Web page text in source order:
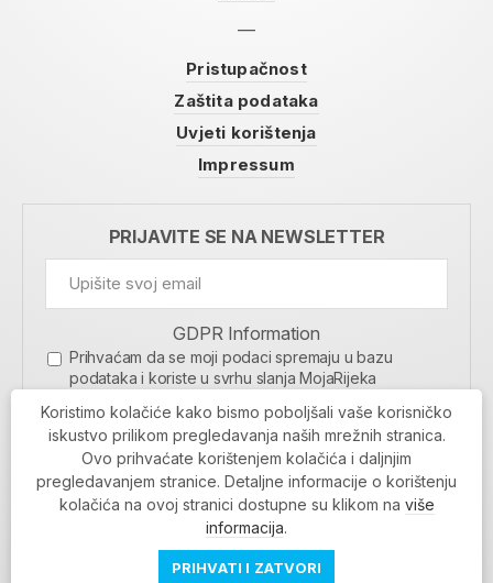
Pristupačnost
Zaštita podataka
Uvjeti korištenja
Impressum
PRIJAVITE SE NA NEWSLETTER
GDPR Information
Prihvaćam da se moji podaci spremaju u bazu
podataka i koriste u svrhu slanja MojaRijeka
MOJARIJEKA NEWSLETTER
PRIJAVI SE
Povratak na vrh
Koristimo kolačiće kako bismo poboljšali vaše korisničko
iskustvo prilikom pregledavanja naših mrežnih stranica.
Ovo prihvaćate korištenjem kolačića i daljnjim
pregledavanjem stranice. Detaljne informacije o korištenju
kolačića na ovoj stranici dostupne su klikom na više
informacija.
PRIHVATI I ZATVORI